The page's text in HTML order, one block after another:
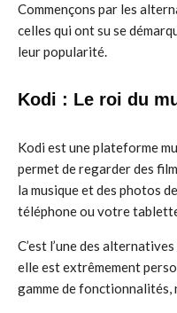
Commençons par les
celles qui ont su se
leur popularité.
Kodi : Le roi du
Kodi est une plateforme
permet de regarder des
la musique et des photos
téléphone ou votre
C’est l’une des
elle est extrêmement
gamme de fonctionnalités,